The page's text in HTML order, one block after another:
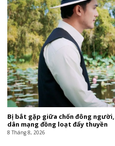
Bị bắt gặp giữa chốn đông
dân mạng đồng loạt đẩy thuyền
8 Tháng 8, 2026